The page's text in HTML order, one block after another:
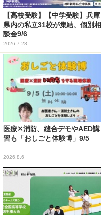
【高校受験】【中学受験】兵庫
県内の私立31校が集結、個別相
談会9/6
2026.7.28
医療✕消防、縫合デモやAED講
習も「おしごと体験博」9/5
2026.8.6